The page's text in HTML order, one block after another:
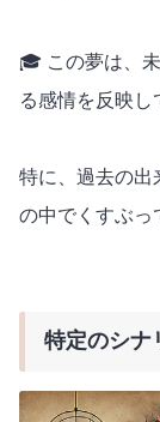
🎓 この夢は、
る感情を反映し
特に、過去の出
の中でくすぶっ
特定のシナ